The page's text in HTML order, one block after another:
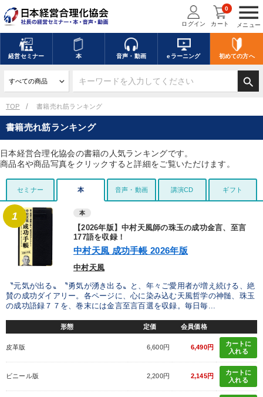
menu
メニュー
ログイン カート
0
経営セミナー 本 音声・動画 eラーニング 初めての方へ
search
TOP 書籍売れ筋ランキング
書籍売れ筋ランキング
日本経営合理化協会の書籍の人気ランキングです。
商品名や商品写真をクリックすると詳細をご覧いただけます。
セミナー 本 音声・動画 講演CD ギフト
1 本
【2026年版】中村天風師の珠玉の成功金言、至言
177語を収録！
中村天風 成功手帳 2026年版
中村天風
〝元気が出る〟〝勇気が湧き出る〟と、年々ご愛用者が増え続ける、絶
賛の成功ダイアリー。各ページに、心に染み込む天風哲学の神髄、珠玉
の成功語録７７を、巻末には金言至言百選を収録。毎日毎...
形態 定価 会員価格
皮革版 6,600円 6,490円
カートに
入れる
ビニール版 2,200円 2,145円
カートに
入れる